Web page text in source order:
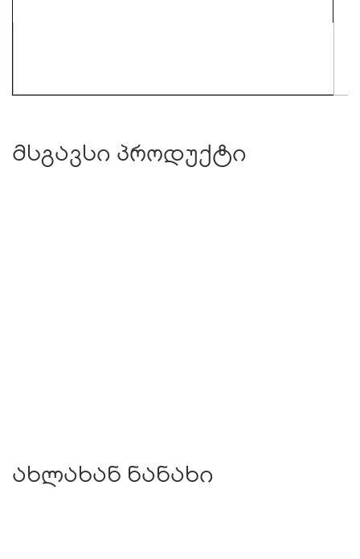
მსგავსი პროდუქტი
ახლახან ნანახი